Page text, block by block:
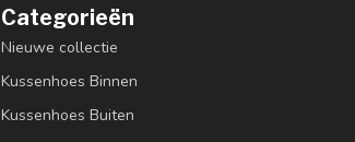
Categorieën
Nieuwe collectie
Kussenhoes Binnen
Kussenhoes Buiten